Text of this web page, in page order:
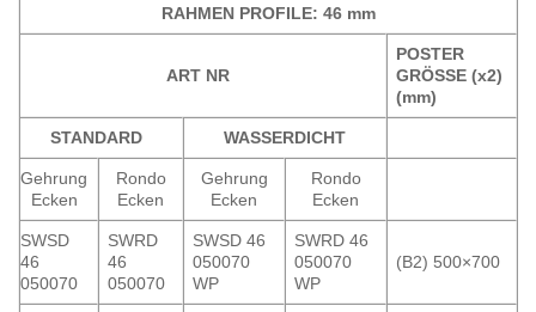
RAHMEN PROFILE: 46 mm
ART NR
POSTER
GRÖSSE (x2)
(mm)
STANDARD WASSERDICHT
Gehrung
Ecken
Rondo
Ecken
Gehrung
Ecken
Rondo
Ecken
SWSD
46
050070
SWRD
46
050070
SWSD 46
050070
WP
SWRD 46
050070
WP
(B2) 500×700